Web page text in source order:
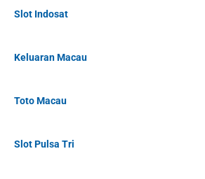
Slot Indosat
Keluaran Macau
Toto Macau
Slot Pulsa Tri